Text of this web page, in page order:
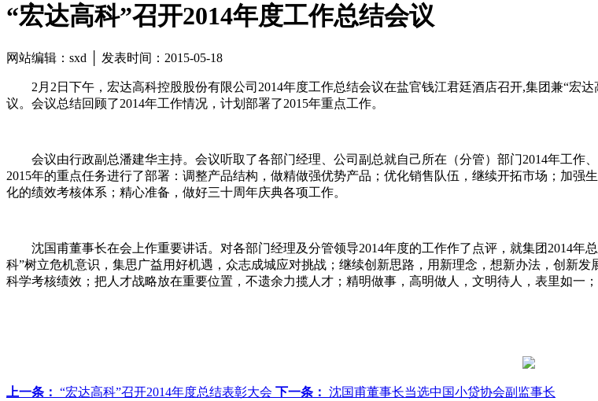
“宏达高科”召开2014年度工作总结会议
网站编辑：sxd │ 发表时间：2015-05-18
2月2日下午，宏达高科控股股份有限公司2014年度工作总结会议在盐官钱江君廷酒店召开,集团兼“宏
议。会议总结回顾了2014年工作情况，计划部署了2015年重点工作。
会议由行政副总潘建华主持。会议听取了各部门经理、公司副总就自己所在（分管）部门2014年工作
2015年的重点任务进行了部署：调整产品结构，做精做强优势产品；优化销售队伍，继续开拓市场；加
化的绩效考核体系；精心准备，做好三十周年庆典各项工作。
沈国甫董事长在会上作重要讲话。对各部门经理及分管领导2014年度的工作作了点评，就集团2014
科”树立危机意识，集思广益用好机遇，众志成城应对挑战；继续创新思路，用新理念，想新办法，创新
科学考核绩效；把人才战略放在重要位置，不遗余力揽人才；精明做事，高明做人，文明待人，表里如一
上一条： “宏达高科”召开2014年度总结表彰大会 下一条： 沈国甫董事长当选中国小贷协会副监事长